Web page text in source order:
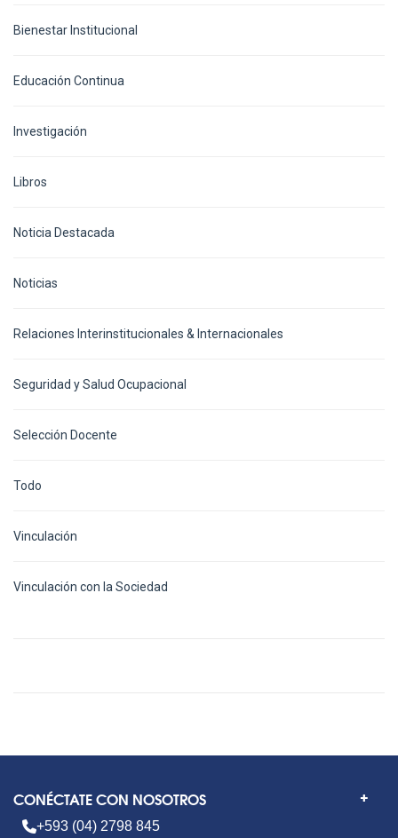
Bienestar Institucional
Educación Continua
Investigación
Libros
Noticia Destacada
Noticias
Relaciones Interinstitucionales & Internacionales
Seguridad y Salud Ocupacional
Selección Docente
Todo
Vinculación
Vinculación con la Sociedad
CONÉCTATE CON NOSOTROS
+593 (04) 2798 845